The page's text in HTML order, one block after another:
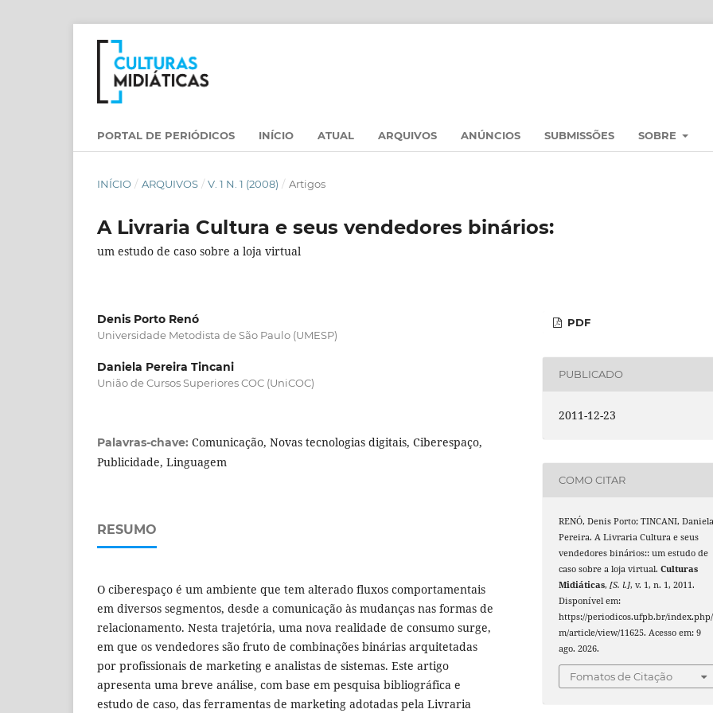
PORTAL DE PERIÓDICOS INÍCIO ATUAL ARQUIVOS ANÚNCIOS SUBMISSÕES SOBRE
INÍCIO / ARQUIVOS / V. 1 N. 1 (2008) / Artigos
A Livraria Cultura e seus vendedores binários:
um estudo de caso sobre a loja virtual
Denis Porto Renó
Universidade Metodista de São Paulo (UMESP)
Daniela Pereira Tincani
União de Cursos Superiores COC (UniCOC)
Palavras-chave: Comunicação, Novas tecnologias digitais, Ciberespaço,
Publicidade, Linguagem
RESUMO
O ciberespaço é um ambiente que tem alterado fluxos comportamentais
em diversos segmentos, desde a comunicação às mudanças nas formas de
relacionamento. Nesta trajetória, uma nova realidade de consumo surge,
em que os vendedores são fruto de combinações binárias arquitetadas
por profissionais de marketing e analistas de sistemas. Este artigo
apresenta uma breve análise, com base em pesquisa bibliográfica e
estudo de caso, das ferramentas de marketing adotadas pela Livraria
PDF
PUBLICADO
2011-12-23
COMO CITAR
RENÓ, Denis Porto; TINCANI,
Pereira. A Livraria Cultura e seus
vendedores binários:: um estudo de
caso sobre a loja virtual.Culturas
Midiáticas,[S. l.], v. 1, n. 1, 2011.
Disponível em:
https://periodicos.ufpb.br/
m/article/view/11625. Acesso em: 9
ago. 2026.
Fomatos de Citação